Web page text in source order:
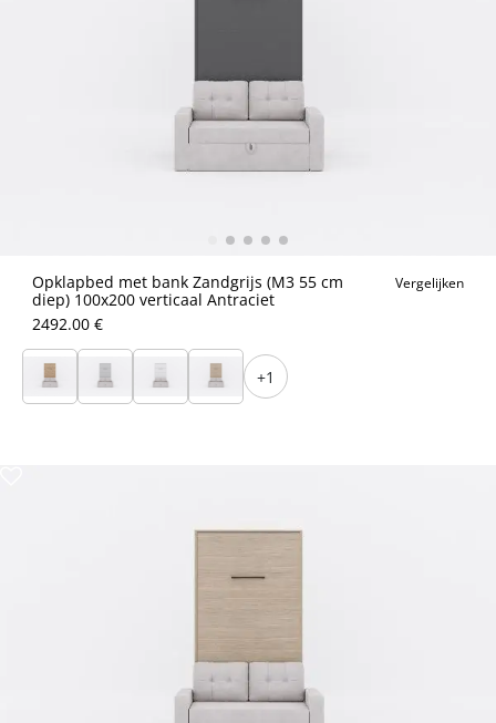
Opklapbed met bank Zandgrijs (M3 55 cm
diep) 100x200 verticaal Antraciet
Vergelijken
2492.00 €
+1